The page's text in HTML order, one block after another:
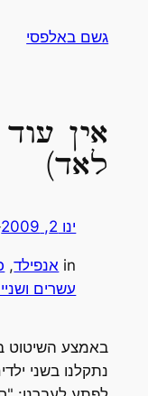
לתוכןגשם באלפסי
אין
לאד)
ינו 2, 2009
in אנפילד,
עשרים
באמצע השיטוט
נתקלנו בשני